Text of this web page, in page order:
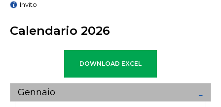
Invito
Calendario 2026
Gennaio